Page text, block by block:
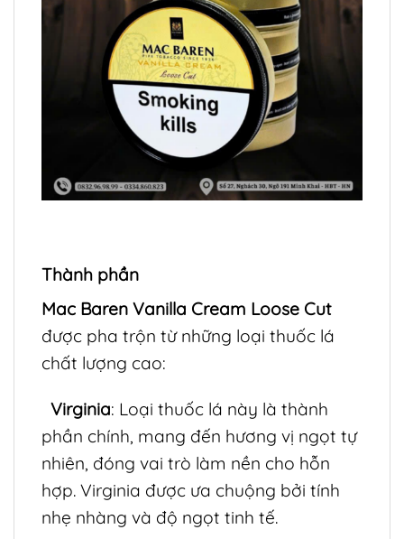
Thành phần
Mac Baren Vanilla Cream Loose Cut
được pha trộn từ những loại thuốc lá
chất lượng cao:
Virginia: Loại thuốc lá này là thành
phần chính, mang đến hương vị ngọt tự
nhiên, đóng vai trò làm nền cho hỗn
hợp. Virginia được ưa chuộng bởi tính
nhẹ nhàng và độ ngọt tinh tế.